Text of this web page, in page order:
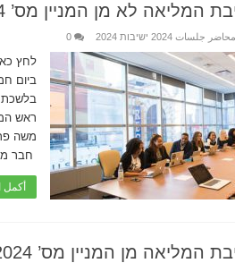
המליאה לא מן המניין מס’ 01/2024
محاضر جلسات 2024 ישיבות 2024 0
לחץ
בלשכת
ראש
משה
חבר
أكمل
המליאה מן המניין מס’ 01/2024